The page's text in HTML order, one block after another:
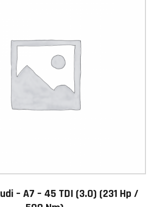
– A7 – 45 TDI (3.0) (231 Hp /